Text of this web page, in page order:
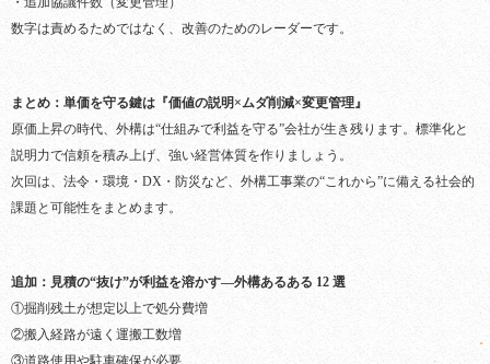
数字は責めるためではなく、改善のためのレーダーです。
まとめ：単価を守る鍵は『価値の説明×ムダ削減×変更管理』
原価上昇の時代、外構は“仕組みで利益を守る”会社が生き残ります。標準化と
説明力で信頼を積み上げ、強い経営体質を作りましょう。
次回は、法令・環境・DX・防災など、外構工事業の“これから”に備える社会的
課題と可能性をまとめます。
追加：見積の“抜け”が利益を溶かす—外構あるある 12 選
①掘削残土が想定以上で処分費増
②搬入経路が遠く運搬工数増
③道路使用や駐車確保が必要